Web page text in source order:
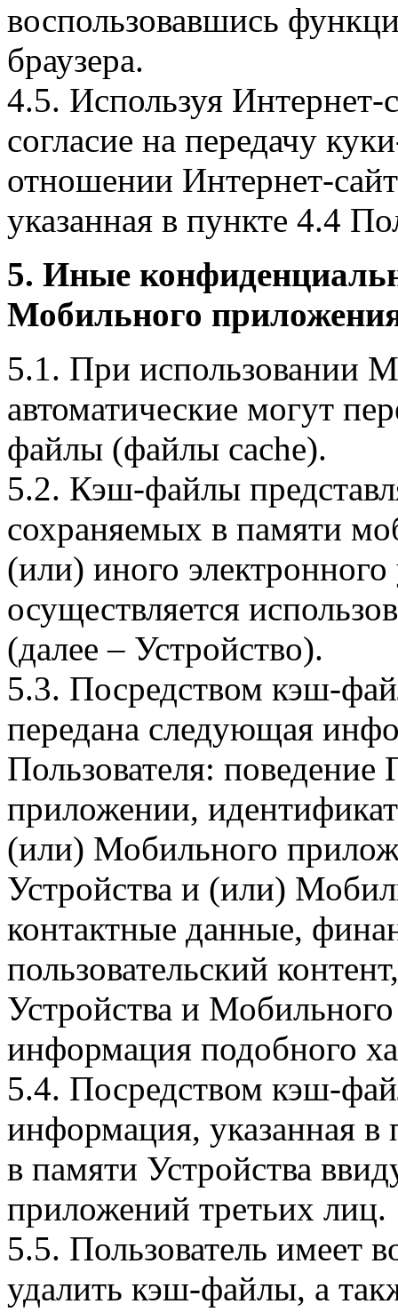
воспользовавшись
браузера.
4.5. Используя Интернет-
согласие на передачу
отношении Интернет-
указанная в пункте 4.4
5. Иные
Мобильного
5.1. При использовании
автоматические могут
файлы (файлы cache).
5.2. Кэш-файлы
сохраняемых в памяти
(или) иного электронного
осуществляется
(далее – Устройство).
5.3. Посредством кэш-
передана следующая
Пользователя:
приложении,
(или) Мобильного
Устройства и (или)
контактные данные,
пользовательский
Устройства и
информация подобного
5.4. Посредством кэш-
информация, указанная в
в памяти Устройства
приложений третьих лиц.
5.5. Пользователь имеет
удалить кэш-файлы, а